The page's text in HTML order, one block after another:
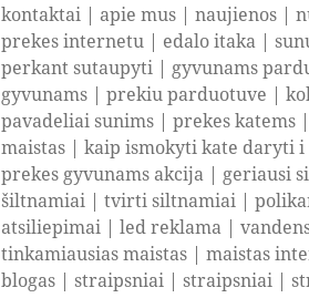
kontaktai | apie mus |naujienos |
prekes internetu | edalo itaka |
perkant sutaupyti | gyvunams
gyvunams |prekiu parduotuve |
pavadeliai sunims |prekes katems
maistas |kaip ismokyti kate daryti i
prekes gyvunams akcija | geriausi
šiltnamiai |tvirti siltnamiai |
atsiliepimai |led reklama |
tinkamiausias maistas |maistas
blogas |straipsniai |straipsniai |